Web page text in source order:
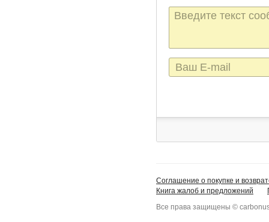
Текст
сообщения
E-
mail
Соглашение о покупке и
Книга жалоб и предложений
Все права защищены ©